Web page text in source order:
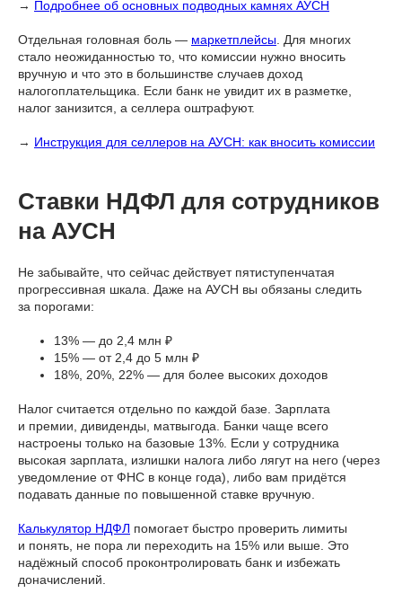
→ Подробнее об основных подводных камнях АУСН
Отдельная головная боль — маркетплейсы . Для многих
стало неожиданностью то, что комиссии нужно вносить
вручную и что это в большинстве случаев доход
налогоплательщика. Если банк не увидит их в разметке,
налог занизится, а селлера оштрафуют.
→ Инструкция для селлеров на АУСН: как вносить комиссии
Ставки НДФЛ для сотрудников
на АУСН
Не забывайте, что сейчас действует пятиступенчатая
прогрессивная шкала. Даже на АУСН вы обязаны следить
за порогами:
13% — до 2,4 млн ₽
15% — от 2,4 до 5 млн ₽
18%, 20%, 22% — для более высоких доходов
Налог считается отдельно по каждой базе. Зарплата
и премии, дивиденды, матвыгода. Банки чаще всего
настроены только на базовые 13%. Если у сотрудника
высокая зарплата, излишки налога либо лягут на него (через
уведомление от ФНС в конце года), либо вам придётся
подавать данные по повышенной ставке вручную.
Калькулятор НДФЛ помогает быстро проверить лимиты
и понять, не пора ли переходить на 15% или выше. Это
надёжный способ проконтролировать банк и избежать
доначислений.